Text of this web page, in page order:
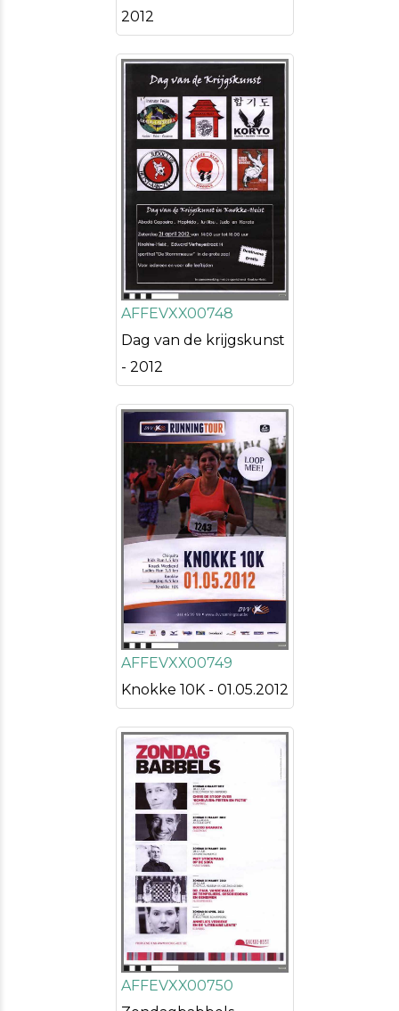
2012
AFFEVXX00748
Dag van de krijgskunst
- 2012
AFFEVXX00749
Knokke 10K - 01.05.2012
AFFEVXX00750